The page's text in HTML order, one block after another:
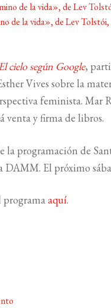
de la vida», de Lev
de la vida», de Lev
cielo según Google,
Vives sobre la
feminista. Mar
venta y firma de libros.
la programación de
El próximo
programaaquí.